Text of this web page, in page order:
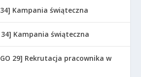
34] Kampania świąteczna
34] Kampania świąteczna
29] Rekrutacja pracownika w